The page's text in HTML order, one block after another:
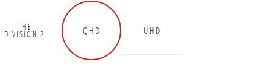
THE
DIVISION 2 QHD UHD